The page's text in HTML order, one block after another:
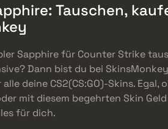
Tauschen,
Sapphire für Counter Strike
Dann bist du bei
deine CS2(CS:GO)-Skins. Egal,
mit diesem begehrten Skin Geld
für dich.